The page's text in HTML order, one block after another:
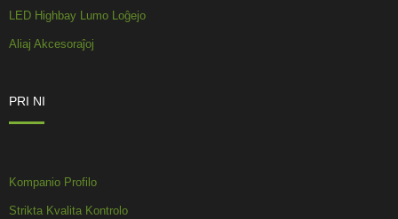
LED Highbay Lumo Loĝejo
Aliaj Akcesoraĵoj
PRI NI
Kompanio Profilo
Strikta Kvalita Kontrolo